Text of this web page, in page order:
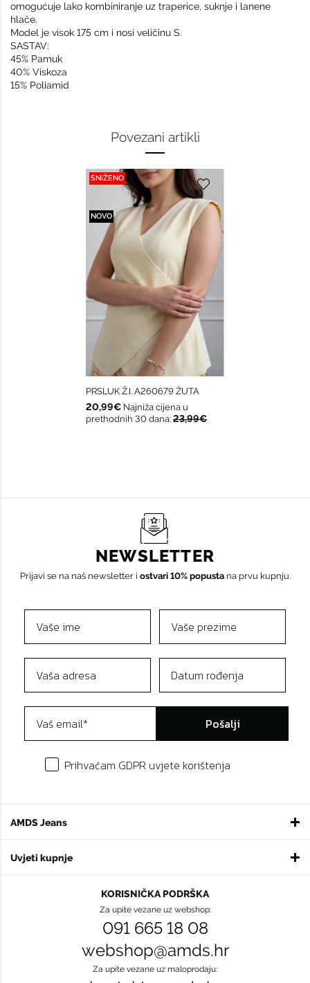
omogućuje lako kombiniranje uz traperice, suknje i lanene
hlače.
Model je visok 175 cm i nosi veličinu S.
SASTAV:
45% Pamuk
40% Viskoza
15% Poliamid
Povezani artikli
SNIŽENO
NOVO
PRSLUK Ž.I. A260679 ŽUTA
20,99€ Najniža cijena u
prethodnih 30 dana: 23,99€
AMDS Jeans
Uvjeti kupnje
NEWSLETTER
Prijavi se na naš newsletter i ostvari 10% popustana prvu kupnju.
Pošalji
Prihvaćam GDPR uvjete korištenja
KORISNIČKA PODRŠKA
Za upite vezane uz webshop:
091 665 18 08
webshop@amds.hr
Za upite vezane uz maloprodaju: